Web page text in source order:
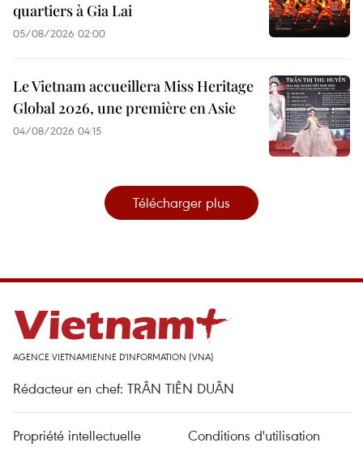
quartiers à Gia Lai
05/08/2026 02:00
Le Vietnam accueillera Miss Heritage
Global 2026, une première en Asie
04/08/2026 04:15
Télécharger plus
AGENCE VIETNAMIENNE D'INFORMATION (VNA)
Rédacteur en chef: TRÂN TIÊN DUÂN
Propriété intellectuelle
Conditions d'utilisation